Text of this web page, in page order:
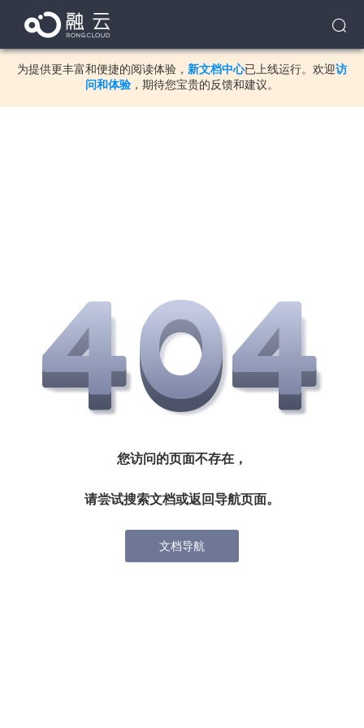
为提供更丰富和便捷的阅读体验， 新文档中心已上线运行。欢迎访
问和体验 ，期待您宝贵的反馈和建议。
您访问的页面不存在，
请尝试搜索文档或返回导航页面。
文档导航